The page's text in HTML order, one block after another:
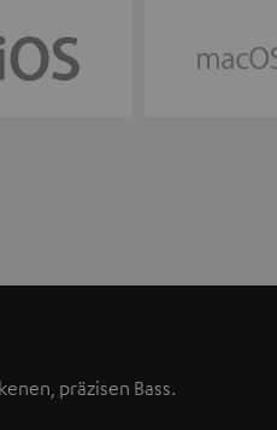
präzisen Bass.